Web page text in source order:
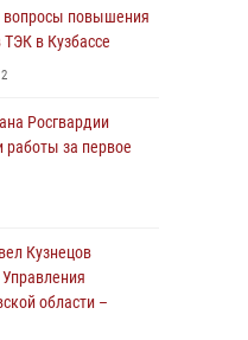
штатных
с
в силу новый
охранной
предполагаемого
ранения
вопросы повышения
в Кузбассе
2
Росгвардии
работы за первое
Кузнецов
области –